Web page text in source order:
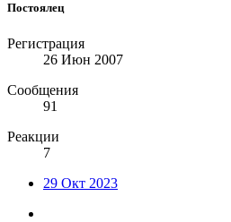
Постоялец
Регистрация
26 Июн 2007
Сообщения
91
Реакции
7
29 Окт 2023